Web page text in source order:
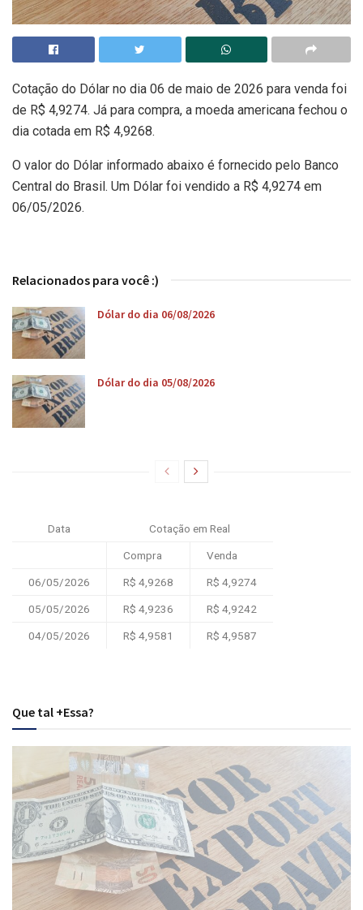
Cotação do Dólar no dia 06 de maio de 2026 para venda foi
de R$ 4,9274. Já para compra, a moeda americana fechou o
dia cotada em R$ 4,9268.
O valor do Dólar informado abaixo é fornecido pelo Banco
Central do Brasil. Um Dólar foi vendido a R$ 4,9274 em
06/05/2026.
Relacionados para você :)
Dólar do dia 06/08/2026
Dólar do dia 05/08/2026
Data Cotação em Real
Compra Venda
06/05/2026 R$ 4,9268 R$ 4,9274
05/05/2026 R$ 4,9236 R$ 4,9242
04/05/2026 R$ 4,9581 R$ 4,9587
Que tal +Essa?